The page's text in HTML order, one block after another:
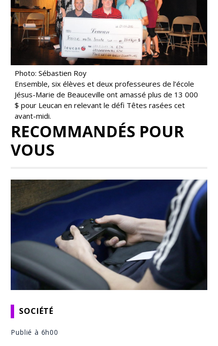
Photo: Sébastien Roy
Ensemble, six élèves et deux professeures de l’école
Jésus-Marie de Beauceville ont amassé plus de 13 000
$ pour Leucan en relevant le défi Têtes rasées cet
avant-midi.
RECOMMANDÉS POUR
VOUS
SOCIÉTÉ
Publié à 6h00